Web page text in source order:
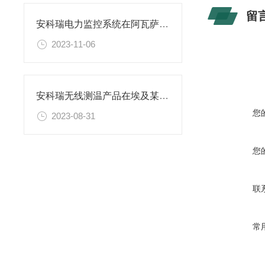
安科瑞电力监控系统在阿瓦萨工业园区建设采购项目的应用
2023-11-06
安科瑞无线测温产品在埃及某房建配电项目中的应用
2023-08-31
留
您
您
联
常